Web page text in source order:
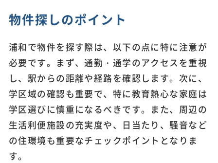
物件探しのポイント
浦和で物件を探す際は、以下の点に特に注意が
必要です。まず、通勤・通学のアクセスを重視
し、駅からの距離や経路を確認します。次に、
学区域の確認も重要で、特に教育熱心な家庭は
学区選びに慎重になるべきです。また、周辺の
生活利便施設の充実度や、日当たり、騒音など
の住環境も重要なチェックポイントとなりま
す。